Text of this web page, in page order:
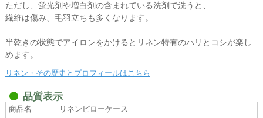
ただし、蛍光剤や増白剤の含まれている洗剤で洗うと、
繊維は傷み、毛羽立ちも多くなります。
半乾きの状態でアイロンをかけるとリネン特有のハリとコシが楽し
めます。
リネン・その歴史とプロフィールはこちら
品質表示
商品名
リネンピローケース